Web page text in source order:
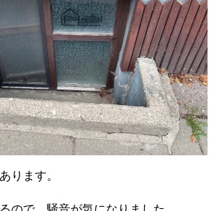
ります。